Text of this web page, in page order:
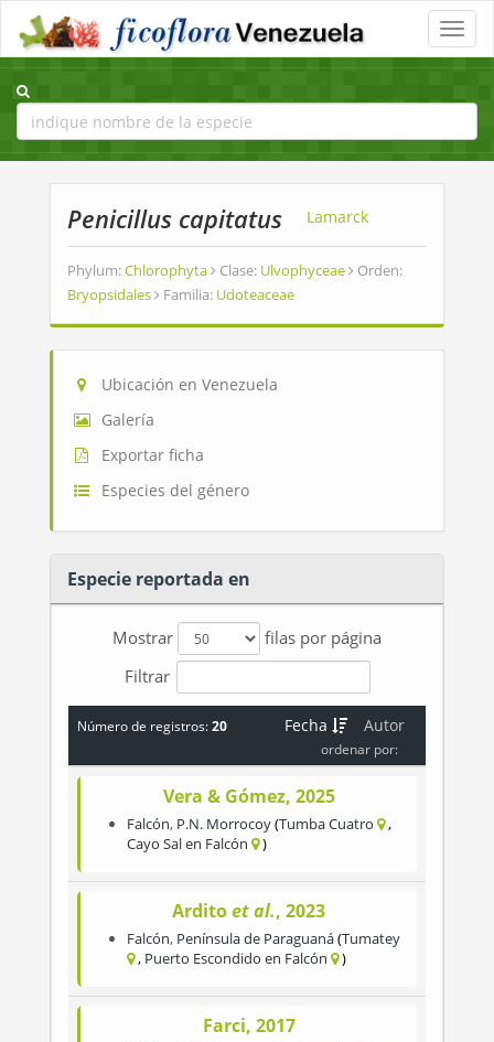
Toggle
Penicillus capitatus Lamarck
Phylum:Chlorophyta Clase: Ulvophyceae
Orden:
Bryopsidales
Familia: Udoteaceae
Ubicación en Venezuela
Galería
Exportar ficha
Especies del género
Especie reportada en
Mostrar
filas por página
Filtrar
Número de registros:20 Autor
Fecha
ordenar por:
Vera & Gómez, 2025
Falcón, P.N. Morrocoy Tumba Cuatro
Cayo Sal en Falcón
Arditoet al., 2023
Falcón, Península de Paraguaná Tumatey
Puerto Escondido en Falcón
Farci, 2017